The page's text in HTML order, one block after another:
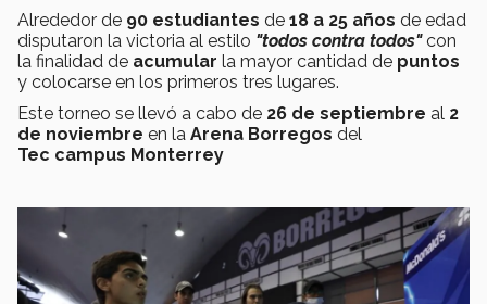
Alrededor de 90 estudiantes de 18 a 25 años de edad
disputaron la victoria al estilo "todos contra todos"con
la finalidad de acumular la mayor cantidad de puntos
y colocarse en los primeros tres lugares.
Este torneo se llevó a cabo de 26 de septiembre al 2
de noviembre en la Arena Borregos del
Tec campus Monterrey